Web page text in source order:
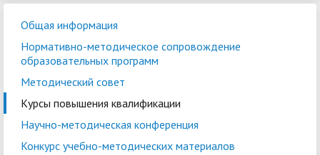
Общая информация
Нормативно-методическое сопровождение
образовательных программ
Методический совет
Курсы повышения квалификации
Научно-методическая конференция
Конкурс учебно-методических материалов